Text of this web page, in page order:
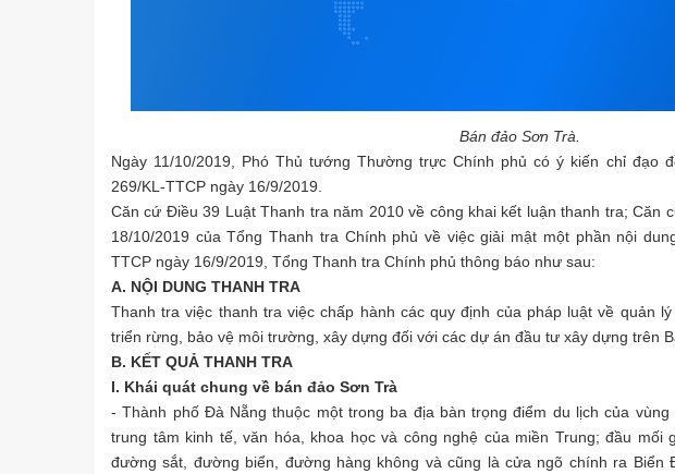
Bán đảo Sơn Trà.
Ngày 11/10/2019, Phó Thủ tướng Thường trực Chính phủ có ý kiến chỉ đạo
269/KL-TTCP ngày 16/9/2019.
Căn cứ Điều 39 Luật Thanh tra năm 2010 về công khai kết luận thanh tra; Căn
18/10/2019 của Tổng Thanh tra Chính phủ về việc giải mật một phần nội
TTCP ngày 16/9/2019, Tổng Thanh tra Chính phủ thông báo như sau:
A. NỘI DUNG THANH TRA
Thanh tra việc thanh tra việc chấp hành các quy định của pháp luật về quản
triển rừng, bảo vệ môi trường, xây dựng đối với các dự án đầu tư xây dựng trên
B. KẾT QUẢ THANH TRA
I. Khái quát chung về bán đảo Sơn Trà
- Thành phố Đà Nẵng thuộc một trong ba địa bàn trọng điểm du lịch của
trung tâm kinh tế, văn hóa, khoa học và công nghệ của miền Trung; đầu mối
đường sắt, đường biển, đường hàng không và cũng là cửa ngõ chính ra Biển